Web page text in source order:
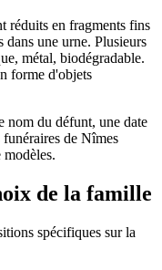
réduits en fragments fins
une urne. Plusieurs
métal, biodégradable.
forme d'objets
nom du défunt, une date
funéraires de Nîmes
de la famille
spécifiques sur la